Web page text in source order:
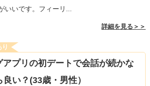
いいです。フィーリ...
詳細を見る＞＞
アプリの初デートで会話が続かな
い？(33歳・男性）